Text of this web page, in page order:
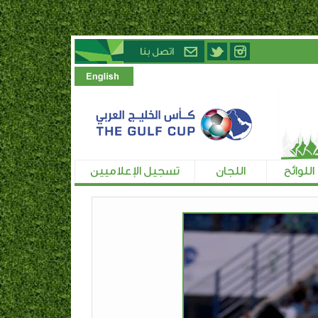
اللوائح اللجان تسجيل الإعلاميين